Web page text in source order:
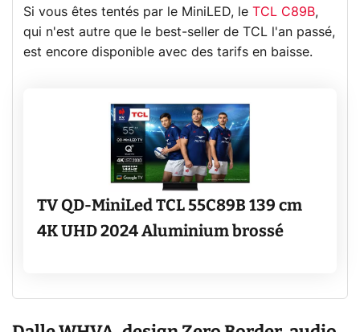
Si vous êtes tentés par le MiniLED, leTCL C89B,
qui n'est autre que le best-seller de TCL l'an passé,
est encore disponible avec des tarifs en baisse.
TV QD-MiniLed TCL 55C89B 139 cm
4K UHD 2024 Aluminium brossé